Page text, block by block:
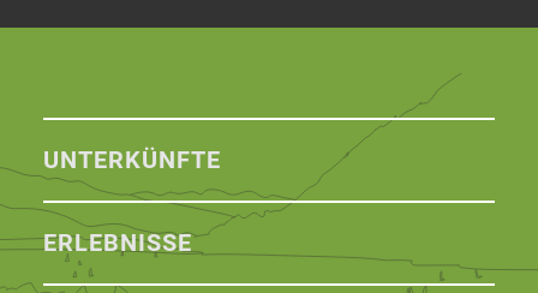
UNTERKÜNFTE
ERLEBNISSE